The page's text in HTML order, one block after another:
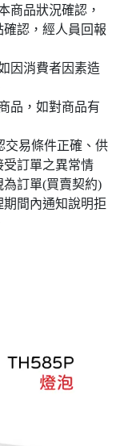
商品狀況確認，
認，經人員回報
因消費者因素造
品，如對商品有
易條件正確、供
受訂單之異常情
訂單(買賣契約)
間內通知說明拒